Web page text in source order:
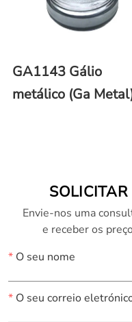
GA1143 Gálio
metálico (Ga
Envie-nos uma
e receber os
*O seu nome
*O seu correio